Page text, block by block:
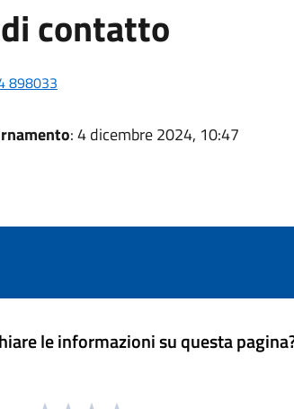
contatto
898033
: 4 dicembre 2024, 10:47
le informazioni su questa